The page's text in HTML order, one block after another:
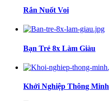
Rắn Nuốt Voi
Bạn Trẻ 8x Làm Giàu
Khởi Nghiệp Thông Minh